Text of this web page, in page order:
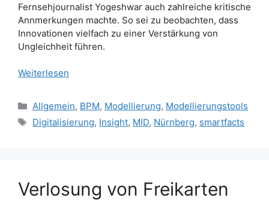
Fernsehjournalist Yogeshwar auch zahlreiche kritische
Annmerkungen machte. So sei zu beobachten, dass
Innovationen vielfach zu einer Verstärkung von
Ungleichheit führen.
Weiterlesen
Kategorien
Allgemein, BPM, Modellierung, Modellierungstools
Schlagwörter
Digitalisierung, Insight, MID, Nürnberg, smartfacts
Verlosung von Freikarten